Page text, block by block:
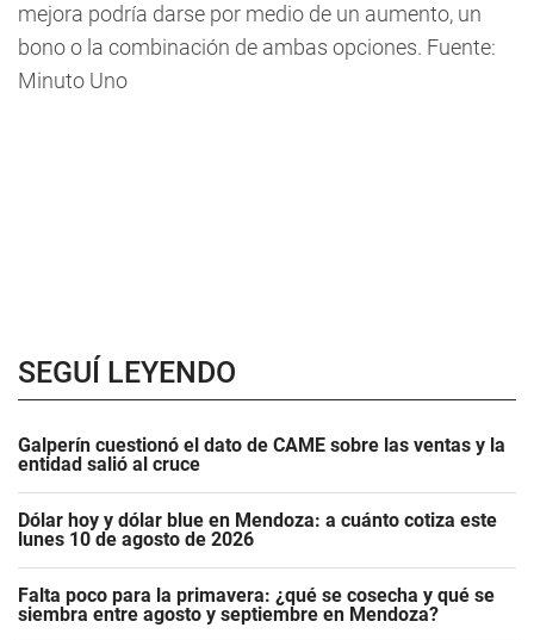
mejora podría darse por medio de un aumento, un
bono o la combinación de ambas opciones. Fuente:
Minuto Uno
SEGUÍ LEYENDO
Galperín cuestionó el dato de CAME sobre las ventas y la
entidad salió al cruce
Dólar hoy y dólar blue en Mendoza: a cuánto cotiza este
lunes 10 de agosto de 2026
Falta poco para la primavera: ¿qué se cosecha y qué se
siembra entre agosto y septiembre en Mendoza?